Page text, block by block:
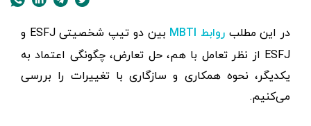
در این مطلبروابط MBTI
بین دو تیپ شخصیتی ESFJ و
ESFJ از نظر تعامل با هم، حل تعارض، چگونگی اعتماد به
یکدیگر، نحوه همکاری و سازگاری با تغییرات را بررسی
می‌کنیم.